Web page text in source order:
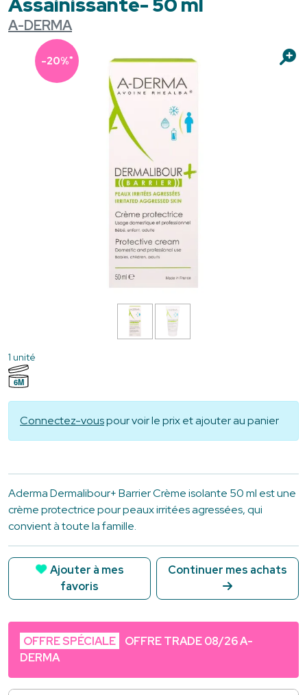
A-DERMA
-20%*
1 unité
6M
Connectez-vouspour voir le prix et ajouter au panier
Aderma Dermalibour+ Barrier Crème isolante 50 ml est une
crème protectrice pour peaux irritées agressées, qui
convient à toute la famille.
Ajouter à mes
favoris
Continuer mes achats
OFFRE SPÉCIALE
OFFRE TRADE 08/26 A-
DERMA